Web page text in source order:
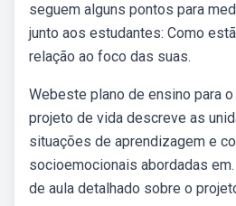
seguem alguns pontos para
junto aos estudantes: Como
relação ao foco das suas.
Webeste plano de ensino para
projeto de vida descreve as
situações de aprendizagem e
socioemocionais abordadas
de aula detalhado sobre o